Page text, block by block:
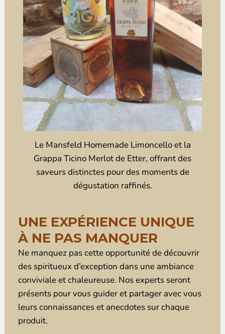
Le Mansfeld Homemade Limoncello et la
Grappa Ticino Merlot de Etter, offrant des
saveurs distinctes pour des moments de
dégustation raffinés.
UNE EXPÉRIENCE UNIQUE
À NE PAS MANQUER
Ne manquez pas cette opportunité de découvrir
des spiritueux d’exception dans une ambiance
conviviale et chaleureuse. Nos experts seront
présents pour vous guider et partager avec vous
leurs connaissances et anecdotes sur chaque
produit.